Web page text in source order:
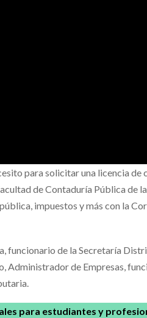
para solicitar una licencia de
de Contaduría Pública de
impuestos y más con la
funcionario de la Secretaría
Administrador de Empresas,
para estudiantes y